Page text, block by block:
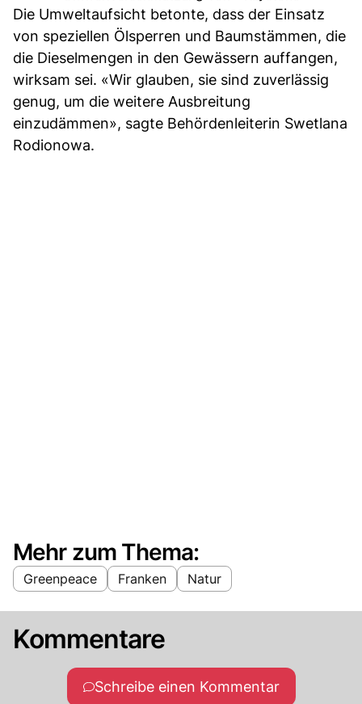
Die Umweltaufsicht betonte, dass der Einsatz
von speziellen Ölsperren und Baumstämmen, die
die Dieselmengen in den Gewässern auffangen,
wirksam sei. «Wir glauben, sie sind zuverlässig
genug, um die weitere Ausbreitung
einzudämmen», sagte Behördenleiterin Swetlana
Rodionowa.
Mehr zum Thema:
Greenpeace Franken Natur
Kommentare
Schreibe einen Kommentar